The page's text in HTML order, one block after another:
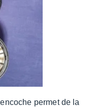
permet de la